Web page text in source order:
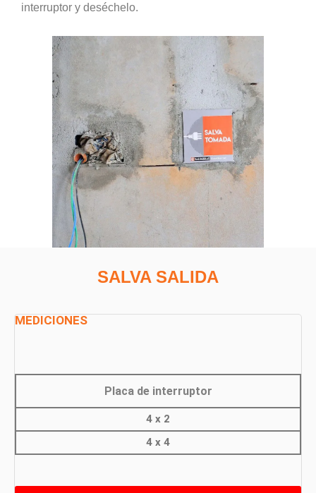
interruptor y deséchelo.
SALVA SALIDA
MEDICIONES
Placa de interruptor
4 x 2
4 x 4